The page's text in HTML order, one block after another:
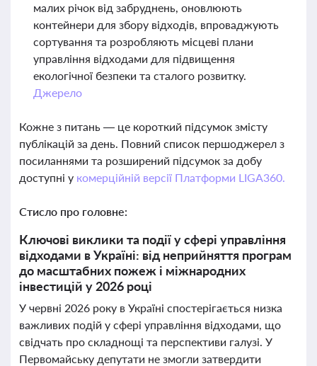
малих річок від забруднень, оновлюють
контейнери для збору відходів, впроваджують
сортування та розробляють місцеві плани
управління відходами для підвищення
екологічної безпеки та сталого розвитку.
Джерело
Кожне з питань — це короткий підсумок змісту
публікацій за день. Повний список першоджерел з
посиланнями та розширений підсумок за добу
доступні у комерційній версії Платформи LIGA360.
Стисло про головне:
Ключові виклики та події у сфері управління
відходами в Україні: від неприйняття програм
до масштабних пожеж і міжнародних
інвестицій у 2026 році
У червні 2026 року в Україні спостерігається низка
важливих подій у сфері управління відходами, що
свідчать про складнощі та перспективи галузі. У
Первомайську депутати не змогли затвердити